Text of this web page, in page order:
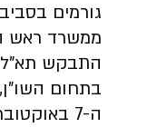
גורמים
ממשרד ראש
התבקש תא"ל
בתחום
ה-7 באוקטובר ואירועי שו"ן נוספים".